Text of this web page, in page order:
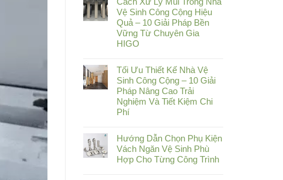
Vệ Sinh Công Cộng Hiệu
Quả – 10 Giải Pháp Bền
Vững Từ Chuyên Gia
HIGO
Tối Ưu Thiết Kế Nhà Vệ
Sinh Công Cộng – 10 Giải
Pháp Nâng Cao Trải
Nghiệm Và Tiết Kiệm Chi
Phí
Hướng Dẫn Chọn Phụ Kiện
Vách Ngăn Vệ Sinh Phù
Hợp Cho Từng Công Trình